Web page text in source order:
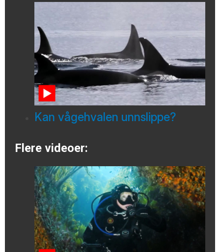
Kan vågehvalen unnslippe?
Flere videoer: